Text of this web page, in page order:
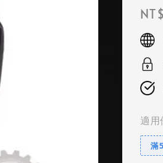
price
適用
滿